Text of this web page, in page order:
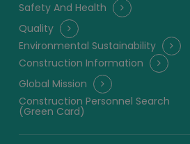
Safety And Health
Quality
Environmental Sustainability
Construction Information
Global Mission
Construction Personnel Search
(Green Card)